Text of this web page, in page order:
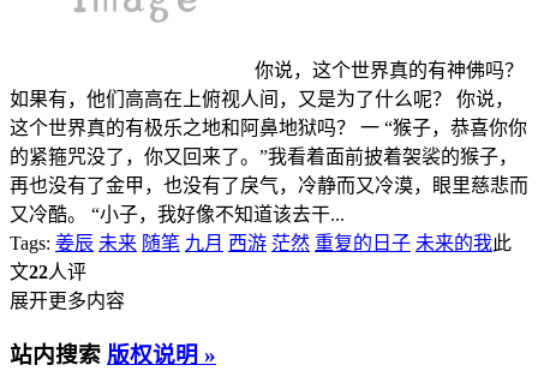
你说，这个世界真的有神佛吗？
如果有，他们高高在上俯视人间，又是为了什么呢？ 你说，
这个世界真的有极乐之地和阿鼻地狱吗？ 一 “猴子，恭喜你你
的紧箍咒没了，你又回来了。”我看着面前披着袈裟的猴子，
再也没有了金甲，也没有了戾气，冷静而又冷漠，眼里慈悲而
又冷酷。 “小子，我好像不知道该去干...
Tags: 姜辰 未来 随笔 九月 西游 茫然 重复的日子 未来的我此
文22人评
展开更多内容
站内搜索 版权说明 »